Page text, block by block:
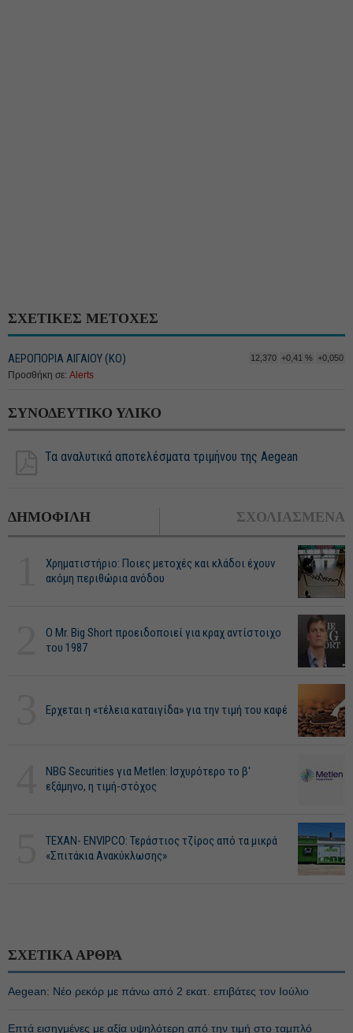
ΣΧΕΤΙΚΕΣ ΜΕΤΟΧΕΣ
ΑΕΡΟΠΟΡΙΑ ΑΙΓΑΙΟΥ (ΚΟ) 12,370 +0,41 % +0,050
Προσθήκη σε: Alerts
ΣΥΝΟΔΕΥΤΙΚΟ ΥΛΙΚΟ
Τα αναλυτικά αποτελέσματα τριμήνου της Aegean
ΔΗΜΟΦΙΛΗ ΣΧΟΛΙΑΣΜΕΝΑ
Χρηματιστήριο: Ποιες μετοχές και κλάδοι έχουν
ακόμη περιθώρια ανόδου
O Mr. Big Short προειδοποιεί για κραχ αντίστοιχο
του 1987
Ερχεται η «τέλεια καταιγίδα» για την τιμή του καφέ
NBG Securities για Metlen: Ισχυρότερο το β'
εξάμηνο, η τιμή-στόχος
ΤΕΧΑΝ- ENVIPCO: Τεράστιος τζίρος από τα μικρά
«Σπιτάκια Ανακύκλωσης»
ΣΧΕΤΙΚΑ ΑΡΘΡΑ
Aegean: Νέο ρεκόρ με πάνω από 2 εκατ. επιβάτες τον Ιούλιο
Επτά εισηγμένες με αξία υψηλότερη από την τιμή στο ταμπλό